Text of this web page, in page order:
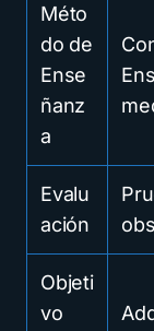
Méto
do de
Ense
ñanz
a
Evalu
ación
Objeti
vo